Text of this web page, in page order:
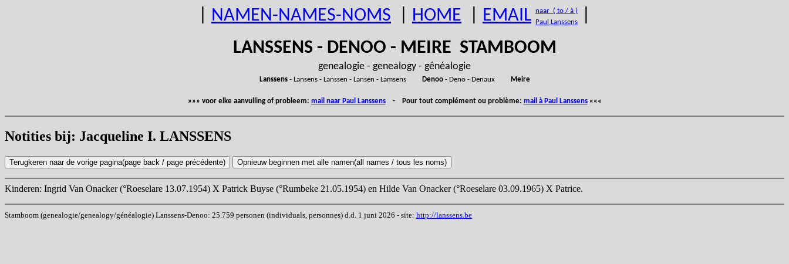
NAMEN-NAMES-NOMS HOME EMAIL naar ( to / à )
Paul Lanssens
LANSSENS - DENOO - MEIRE STAMBOOM
genealogie - genealogy - généalogie
Lanssens- Lansens - Lanssen - Lansen - Lamsens Denoo- Deno - Denaux Meire
»»» voor elke aanvulling of probleem: mail naar Paul Lanssens- Pour tout complément ou problème: mail à Paul Lanssens«««
Notities bij: Jacqueline I. LANSSENS
Kinderen: Ingrid Van Onacker (°Roeselare 13.07.1954) X Patrick Buyse (°Rumbeke 21.05.1954) en Hilde Van Onacker (°Roeselare 03.09.1965) X Patrice.
Stamboom (genealogie/genealogy/généalogie) Lanssens-Denoo: 25.759 personen (individuals, personnes) d.d. 1 juni 2026 - site: http://lanssens.be